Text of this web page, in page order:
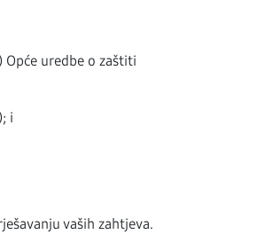
uredbe o zaštiti
i
vaših zahtjeva.